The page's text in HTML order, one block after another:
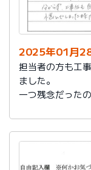
2025年01月
担当者の方も工
ました。
一つ残念だった
分たちでパネル
駄な時間と色で